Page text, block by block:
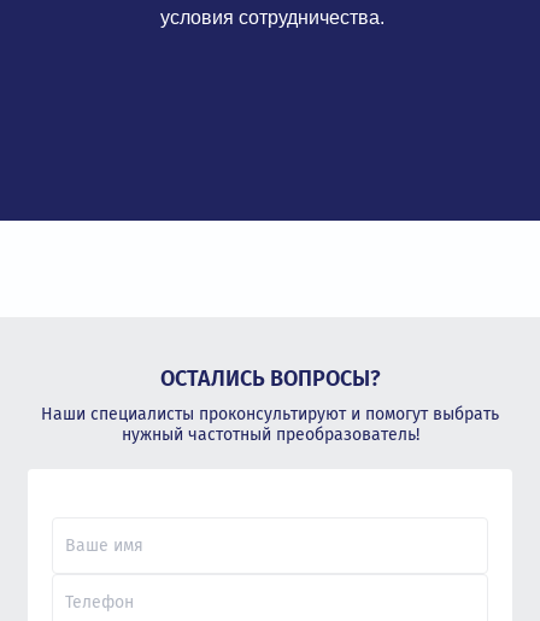
условия сотрудничества.
ОСТАЛИСЬ ВОПРОСЫ?
Наши специалисты проконсультируют и помогут выбрать
нужный частотный преобразователь!